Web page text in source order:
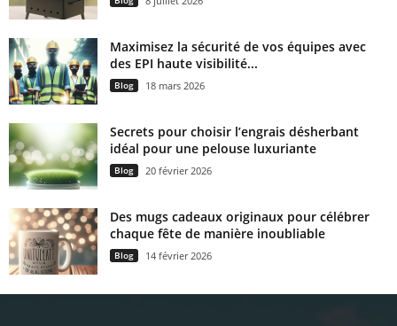
Maximisez la sécurité de vos équipes avec
des EPI haute visibilité...
Blog 18 mars 2026
Secrets pour choisir l’engrais désherbant
idéal pour une pelouse luxuriante
Blog 20 février 2026
Des mugs cadeaux originaux pour célébrer
chaque fête de manière inoubliable
Blog 14 février 2026